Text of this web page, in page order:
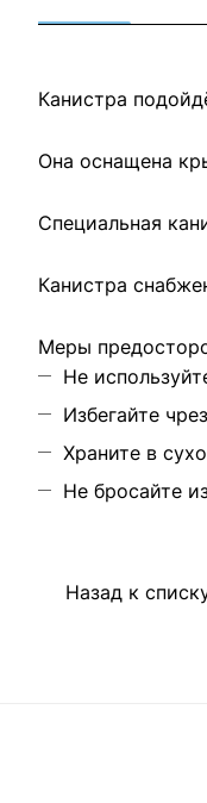
Канистра
Она оснащена
Специальная
Канистра
Меры
Не
Избегайте
Храните в
Не бросайте
Назад к